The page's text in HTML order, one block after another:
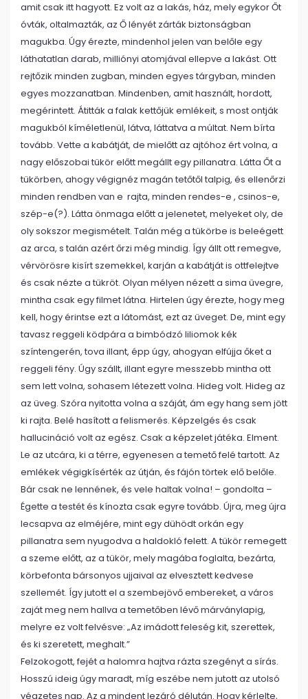
amit csak itt hagyott. Ez volt az a lakás, ház, mely egykor Őt
óvták, oltalmazták, az Ő lényét zárták biztonságban
magukba. Úgy érezte, mindenhol jelen van belőle egy
láthatatlan darab, milliónyi atomjával ellepve a lakást. Ott
rejtőzik minden zugban, minden egyes tárgyban, minden
egyes mozzanatban. Mindenben, amit használt, hordott,
megérintett. Átitták a falak kettőjük emlékeit, s most ontják
magukból kíméletlenül, látva, láttatva a múltat. Nem bírta
tovább. Vette a kabátját, de mielőtt az ajtóhoz ért volna, a
nagy előszobai tükör előtt megállt egy pillanatra. Látta Őt a
tükörben, ahogy végignéz magán tetőtől talpig, és ellenőrzi
minden rendben van e rajta, minden rendes-e , csinos-e,
szép-e(?). Látta önmaga előtt a jelenetet, melyeket oly, de
oly sokszor megismételt. Talán még a tükörbe is beleégett
az arca, s talán azért őrzi még mindig. Így állt ott remegve,
vérvörösre kisírt szemekkel, karján a kabátját is ottfelejtve
és csak nézte a tükröt. Olyan mélyen nézett a sima üvegre,
mintha csak egy filmet látna. Hirtelen úgy érezte, hogy meg
kell, hogy érintse ezt a látomást, ezt az üveget. De, mint egy
tavasz reggeli ködpára a bimbódzó liliomok kék
színtengerén, tova illant, épp úgy, ahogyan elfújja őket a
reggeli fény. Úgy szállt, illant egyre messzebb mintha ott
sem lett volna, sohasem létezett volna. Hideg volt. Hideg az
az üveg. Szóra nyitotta volna a száját, ám egy hang sem jött
ki rajta. Belé hasított a felismerés. Képzelgés és csak
hallucináció volt az egész. Csak a képzelet játéka. Elment.
Le az utcára, ki a térre, egyenesen a temető felé tartott. Az
emlékek végigkísérték az útján, és fájón törtek elő belőle.
Bár csak ne lennének, és vele haltak volna! – gondolta –
Égette a testét és kínozta csak egyre tovább. Újra, meg újra
lecsapva az elméjére, mint egy dühödt orkán egy
pillanatra sem nyugodva a haldokló felett. A tükör remegett
a szeme előtt, az a tükör, mely magába foglalta, bezárta,
körbefonta bársonyos ujjaival az elvesztett kedvese
szellemét. Így jutott el a szembejövő embereket, a város
zaját meg nem hallva a temetőben lévő márványlapig,
melyre ez volt felvésve: „Az imádott feleség kit, szerettek,
és ki szeretett, meghalt.”
Felzokogott, fejét a halomra hajtva rázta szegényt a sírás.
Hosszú ideig úgy maradt, míg eszébe nem jutott az utolsó
végzetes nap. Az a mindent lezáró délután. Hogy kérlelte,